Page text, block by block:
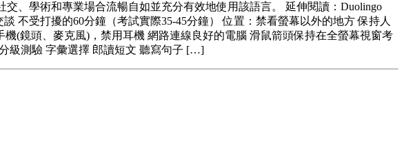
、學術和專業場合流暢自如並充分有效地使用該語言。 延伸閱讀：Duolingo
不受打擾的60分鐘（考試實際35-45分鐘） 位置：禁看螢幕以外的地方 保持人
(鏡頭、麥克風)，禁用耳機 網路連線良好的電腦 滑鼠箭頭保持在全螢幕視窗考
級測驗 字彙選擇 郎讀短文 聽寫句子 […]